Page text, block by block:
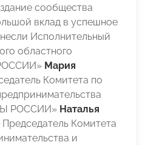
сообщества
вклад в успешное
Исполнительный
областного
Мария
Комитета по
РОССИИ» Наталья
Председатель Комитета
и